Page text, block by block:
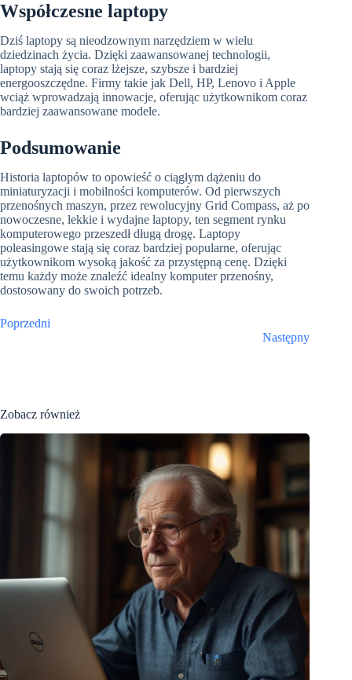
Współczesne laptopy
Dziś laptopy są nieodzownym narzędziem w wielu
dziedzinach życia. Dzięki zaawansowanej technologii,
laptopy stają się coraz lżejsze, szybsze i bardziej
energooszczędne. Firmy takie jak Dell, HP, Lenovo i Apple
wciąż wprowadzają innowacje, oferując użytkownikom coraz
bardziej zaawansowane modele.
Podsumowanie
Historia laptopów to opowieść o ciągłym dążeniu do
miniaturyzacji i mobilności komputerów. Od pierwszych
przenośnych maszyn, przez rewolucyjny Grid Compass, aż po
nowoczesne, lekkie i wydajne laptopy, ten segment rynku
komputerowego przeszedł długą drogę. Laptopy
poleasingowe stają się coraz bardziej popularne, oferując
użytkownikom wysoką jakość za przystępną cenę. Dzięki
temu każdy może znaleźć idealny komputer przenośny,
dostosowany do swoich potrzeb.
Poprzedni
Następny
Zobacz również